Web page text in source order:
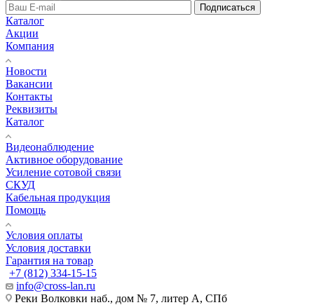
Подписаться
Каталог
Акции
Компания
Новости
Вакансии
Контакты
Реквизиты
Каталог
Видеонаблюдение
Активное оборудование
Усиление сотовой связи
СКУД
Кабельная продукция
Помощь
Условия оплаты
Условия доставки
Гарантия на товар
+7 (812) 334-15-15
info@cross-lan.ru
Реки Волковки наб., дом № 7, литер А, СПб